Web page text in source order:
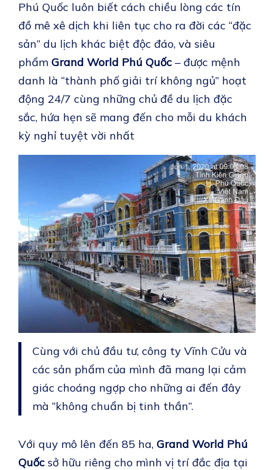
Phú Quốc luôn biết cách chiều lòng các tín
đồ mê xê dịch khi liên tục cho ra đời các “đặc
sản” du lịch khác biệt độc đáo, và siêu
phẩm Grand World Phú Quốc – được mệnh
danh là “thành phố giải trí không ngủ” hoạt
động 24/7 cùng những chủ đề du lịch đặc
sắc, hứa hẹn sẽ mang đến cho mỗi du khách
kỳ nghỉ tuyệt vời nhất
Cùng với chủ đầu tư, công ty Vĩnh Cửu và
các sản phẩm của mình đã mang lại cảm
giác choáng ngợp cho những ai đến đây
mà “không chuẩn bị tinh thần”.
Với quy mô lên đến 85 ha, Grand World Phú
Quốc sở hữu riêng cho mình vị trí đắc địa tại